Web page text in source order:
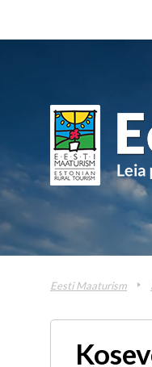
Eesti Maaturism